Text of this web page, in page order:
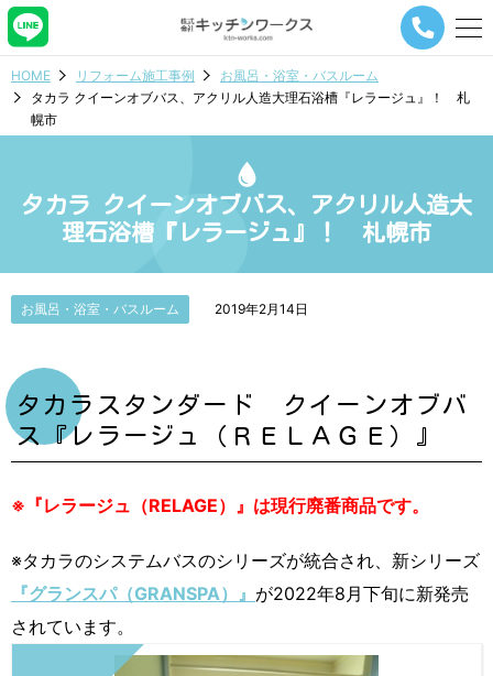
メ
ビ
ョ
タ
HOME リフォーム施工事例
お風呂・浴室・バスルーム
タカラ クイーンオブバス、アクリル人造大理石浴槽『レラージュ』！ 札
幌市
タカラ クイーンオブバス、アクリル人造大
理石浴槽『レラージュ』！ 札幌市
お風呂・浴室・バスルーム 2019年2月14日
タカラスタンダード クイーンオブバ
ス『レラージュ（ＲＥＬＡＧＥ）』
※『レラージュ（RELAGE）』は現行廃番商品です。
※タカラのシステムバスのシリーズが統合され、新シリーズ
『グランスパ（GRANSPA）』 が2022年8月下旬に新発売
されています。